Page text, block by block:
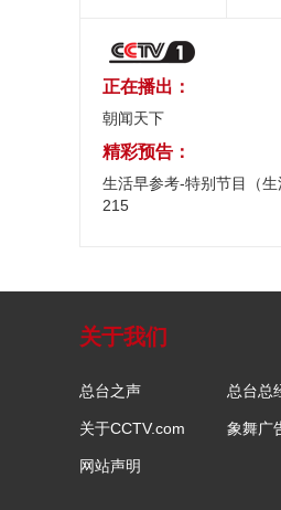
正在播出：
朝闻天下
精彩预告：
生活早参考-特别节目（
215
关于我们
总台之声 总台总
关于CCTV.com 象舞广
网站声明